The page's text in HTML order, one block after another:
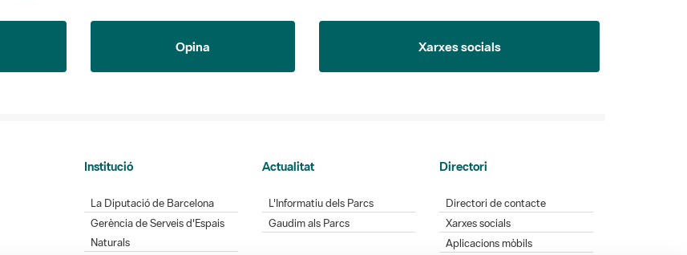
Opina Xarxes socials
Institució
La Diputació de Barcelona
Gerència de Serveis d'Espais
Naturals
Actualitat
L'Informatiu dels Parcs
Gaudim als Parcs
Directori
Directori de contacte
Xarxes socials
Aplicacions mòbils